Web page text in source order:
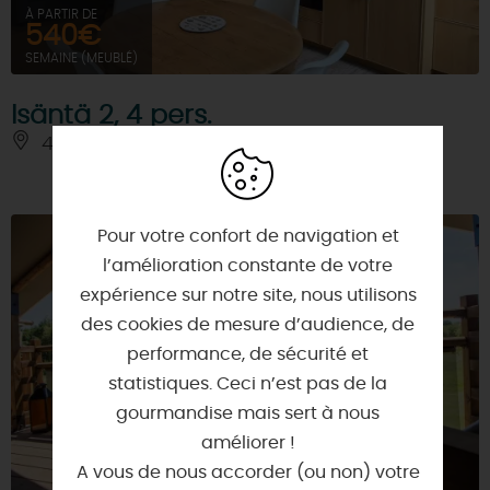
À PARTIR DE
540€
SEMAINE (MEUBLÉ)
Isäntä 2, 4 pers.
45240 - LA FERTE-SAINT-AUBIN
Pour votre confort de navigation et
l’amélioration constante de votre
expérience sur notre site, nous utilisons
des cookies de mesure d’audience, de
performance, de sécurité et
statistiques. Ceci n’est pas de la
gourmandise mais sert à nous
améliorer !
A vous de nous accorder (ou non) votre